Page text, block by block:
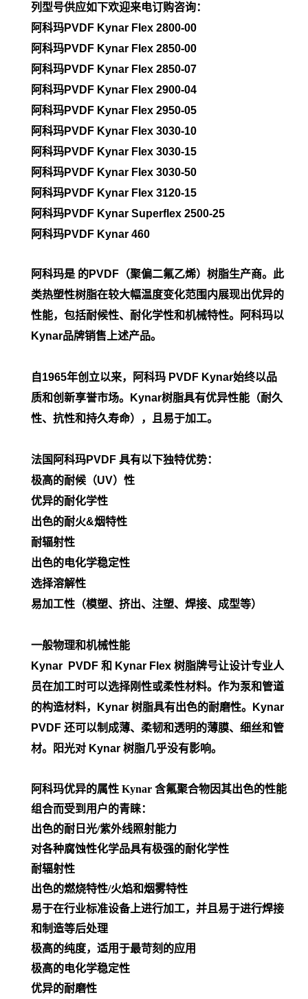
列型号供应如下欢迎来电订购咨询：
阿科玛PVDF Kynar Flex 2800-00
阿科玛PVDF Kynar Flex 2850-00
阿科玛PVDF Kynar Flex 2850-07
阿科玛PVDF Kynar Flex 2900-04
阿科玛PVDF Kynar Flex 2950-05
阿科玛PVDF Kynar Flex 3030-10
阿科玛PVDF Kynar Flex 3030-15
阿科玛PVDF Kynar Flex 3030-50
阿科玛PVDF Kynar Flex 3120-15
阿科玛PVDF Kynar Superflex 2500-25
阿科玛PVDF Kynar 460
阿科玛是 的PVDF（聚偏二氟乙烯）树脂生产商。此
类热塑性树脂在较大幅温度变化范围内展现出优异的
性能，包括耐候性、耐化学性和机械特性。阿科玛以
Kynar品牌销售上述产品。
自1965年创立以来，阿科玛 PVDF Kynar始终以品
质和创新享誉市场。Kynar树脂具有优异性能（耐久
性、抗性和持久寿命），且易于加工。
法国阿科玛PVDF 具有以下独特优势：
极高的耐候（UV）性
优异的耐化学性
出色的耐火&烟特性
耐辐射性
出色的电化学稳定性
选择溶解性
易加工性（模塑、挤出、注塑、焊接、成型等）
一般物理和机械性能
Kynar PVDF 和 Kynar Flex 树脂牌号让设计专业人
员在加工时可以选择刚性或柔性材料。作为泵和管道
的构造材料，Kynar 树脂具有出色的耐磨性。Kynar
PVDF 还可以制成薄、柔韧和透明的薄膜、细丝和管
材。阳光对 Kynar 树脂几乎没有影响。
阿科玛优异的属性 Kynar 含氟聚合物因其出色的性能
组合而受到用户的青睐：
出色的耐日光/紫外线照射能力
对各种腐蚀性化学品具有极强的耐化学性
耐辐射性
出色的燃烧特性/火焰和烟雾特性
易于在行业标准设备上进行加工，并且易于进行焊接
和制造等后处理
极高的纯度，适用于最苛刻的应用
极高的电化学稳定性
优异的耐磨性